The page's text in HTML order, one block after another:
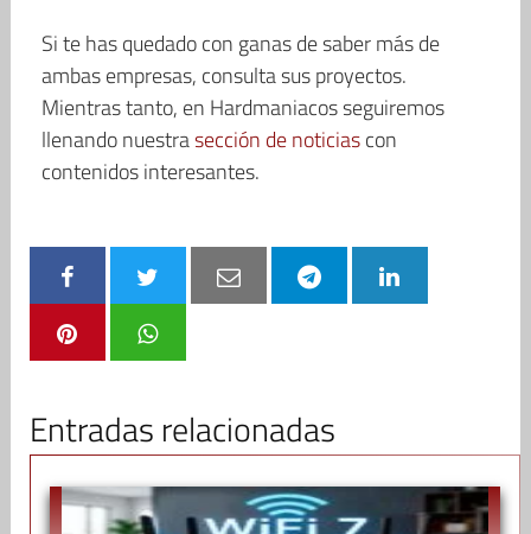
Si te has quedado con ganas de saber más de
ambas empresas, consulta sus proyectos.
Mientras tanto, en Hardmaniacos seguiremos
llenando nuestrasección de noticiascon
contenidos interesantes.
Entradas relacionadas